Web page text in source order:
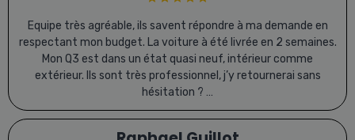
Equipe très agréable, ils savent répondre à ma demande en
respectant mon budget. La voiture à été livrée en 2 semaines.
Mon Q3 est dans un état quasi neuf, intérieur comme
extérieur. Ils sont très professionnel, j’y retournerai sans
hésitation ? …